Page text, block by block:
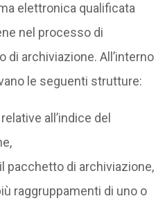
elettronica qualificata
nel processo di
archiviazione. All’interno
le seguenti strutture:
all’indice del
pacchetto di archiviazione,
raggruppamenti di uno o